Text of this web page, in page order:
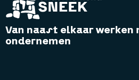
Van naast elkaar werken
ondernemen